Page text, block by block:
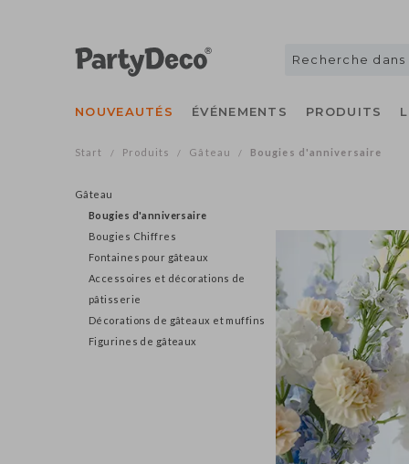
NOUVEAUTÉS ÉVÉNEMENTS PRODUITS
Start / Produits / Gâteau / Bougies d'anniversaire
Gâteau
Bougies d'anniversaire
Bougies Chiffres
Fontaines pour gâteaux
Accessoires et décorations de
pâtisserie
Décorations de gâteaux et muffins
Figurines de gâteaux